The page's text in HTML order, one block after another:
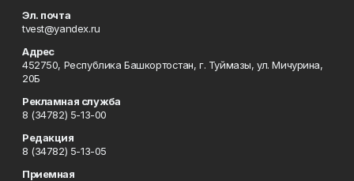
Эл. почта
tvest@yandex.ru
Адрес
452750, Республика Башкортостан, г. Туймазы, ул. Мичурина,
20Б
Рекламная служба
8 (34782) 5-13-00
Редакция
8 (34782) 5-13-05
Приемная